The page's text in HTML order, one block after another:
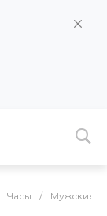
Часы / Мужские